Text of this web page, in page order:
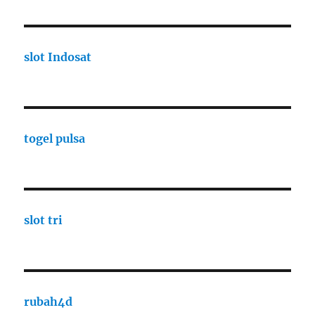
slot Indosat
togel pulsa
slot tri
rubah4d